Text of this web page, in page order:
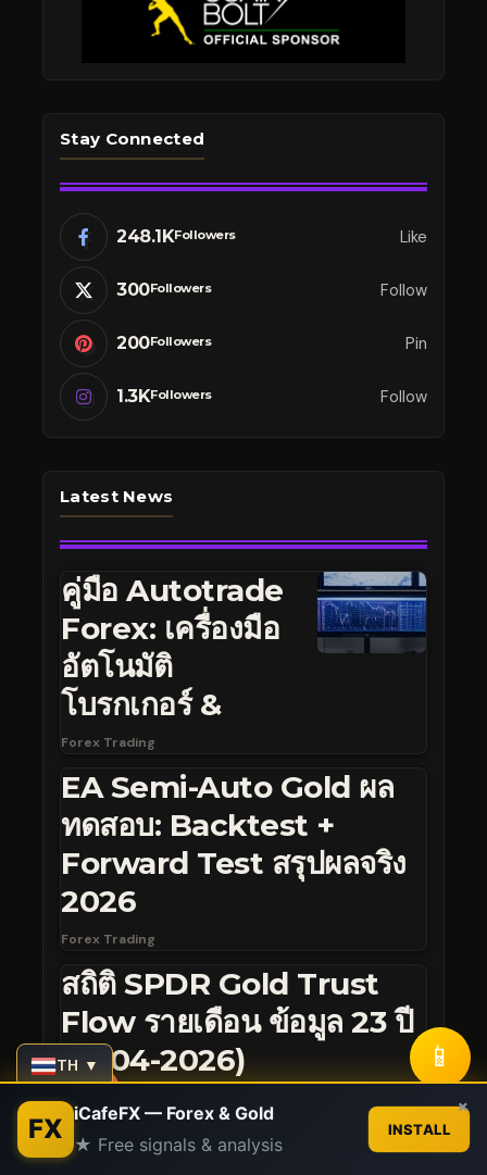
Stay Connected
248.1KFollowers Like
300Followers Follow
200Followers Pin
1.3KFollowers Follow
Latest News
คู่มือ Autotrade
Forex: เครื่องมือ
อัตโนมัติ
โบรกเกอร์ &
Forex Trading
EA Semi-Auto Gold ผล
ทดสอบ: Backtest +
Forward Test สรุปผลจริง
2026
Forex Trading
สถิติ SPDR Gold Trust
Flow รายเดือน ข้อมูล 23 ปี
(2004-2026)
Forex Trading
คู่มือเจาะลึก Auto
TH ▼ 📱
FX iCafeFX — Forex & Gold
★ Free signals & analysis
INSTALL
×
Contact us
Open